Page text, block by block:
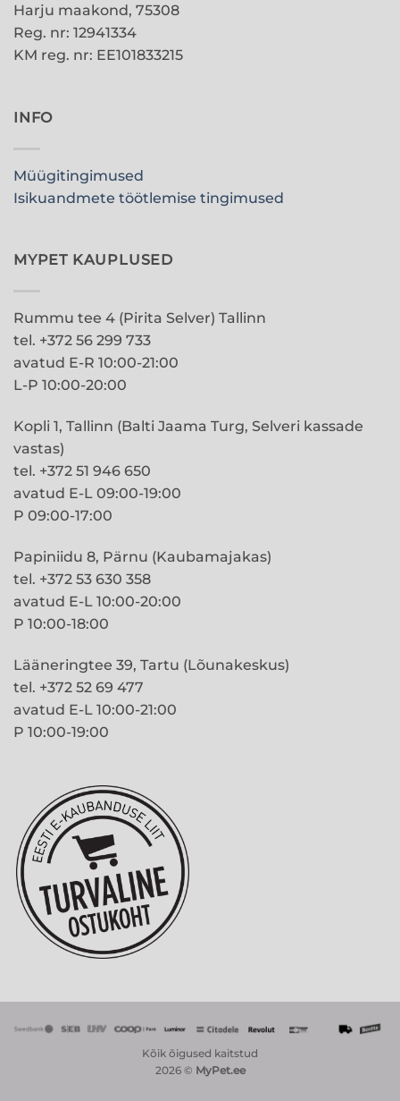
Harju maakond, 75308
Reg. nr: 12941334
KM reg. nr: EE101833215
INFO
Müügitingimused
Isikuandmete töötlemise tingimused
MYPET KAUPLUSED
Rummu tee 4 (Pirita Selver) Tallinn
tel. +372 56 299 733
avatud E-R 10:00-21:00
L-P 10:00-20:00
Kopli 1, Tallinn (Balti Jaama Turg, Selveri kassade
vastas)
tel. +372 51 946 650
avatud E-L 09:00-19:00
P 09:00-17:00
Papiniidu 8, Pärnu (Kaubamajakas)
tel. +372 53 630 358
avatud E-L 10:00-20:00
P 10:00-18:00
Lääneringtee 39, Tartu (Lõunakeskus)
tel. +372 52 69 477
avatud E-L 10:00-21:00
P 10:00-19:00
Kõik õigused kaitstud
2026 © MyPet.ee